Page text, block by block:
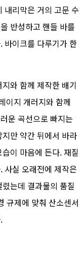
내리막은 거의 고문 수
반성하고 핸들 바를
바이크를 다루기가 한
와 함께 제작한 배기
이지 개러지와 함께
운 곡선으로 빠지는
만 약간 뒤에서 바라
이 마음에 든다. 재질
사실 오래전에 제작은
는데 결과물의 품질
규제에 맞춰 산소센서